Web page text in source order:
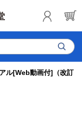
ル[Web動画付]（改訂